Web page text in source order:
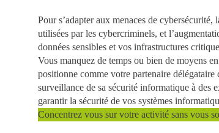
Pour s’adapter aux menaces de cybersécurité,
utilisées par les cybercriminels, et
données sensibles et vos infrastructures
Vous manquez de temps ou bien de moyens
positionne comme votre partenaire
surveillance de sa sécurité informatique à
garantir la sécurité de vos systèmes
Concentrez vous sur votre activité sans vous